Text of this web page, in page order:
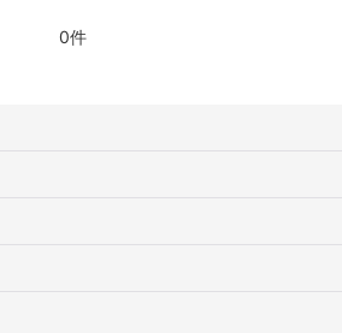
0件